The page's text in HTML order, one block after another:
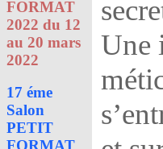
FORMAT
2022 du 12
au 20 mars
2022
17 éme
Salon
PETIT
FORMAT
Une